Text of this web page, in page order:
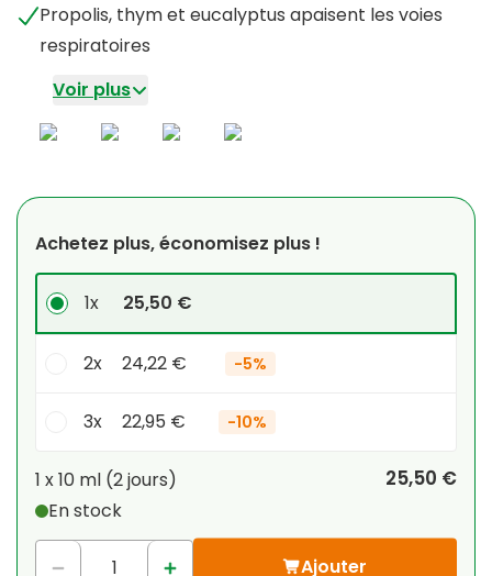
Propolis, thym et eucalyptus apaisent les voies
respiratoires
Voir plus
Achetez plus, économisez plus !
1x 25,50 €
2x 24,22 € -5%
3x 22,95 € -10%
Votre remise personnelle
1x 0,00 €
1 x10 ml (2jours)
En stock
25,50 €
Ajouter